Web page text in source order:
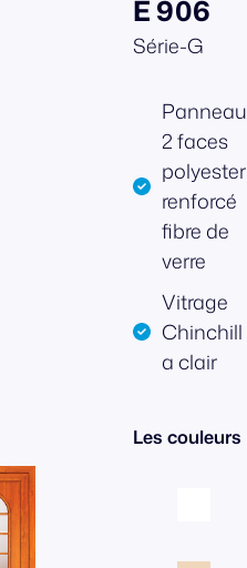
E 906
Série-G
Panneau
2 faces
polyester
renforcé
fibre de
verre
Vitrage
Chinchill
a clair
Les couleurs